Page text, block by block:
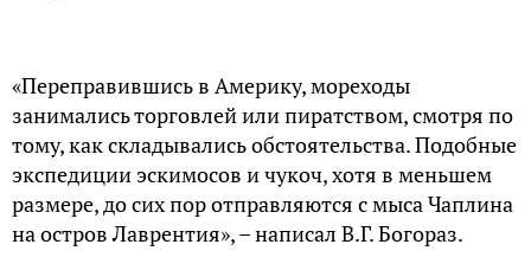
«Переправившись в Америку, мореходы
занимались торговлей или пиратством, смотря по
тому, как складывались обстоятельства. Подобные
экспедиции эскимосов и чукоч, хотя в меньшем
размере, до сих пор отправляются с мыса Чаплина
на остров Лаврентия», – написал В.Г. Богораз.